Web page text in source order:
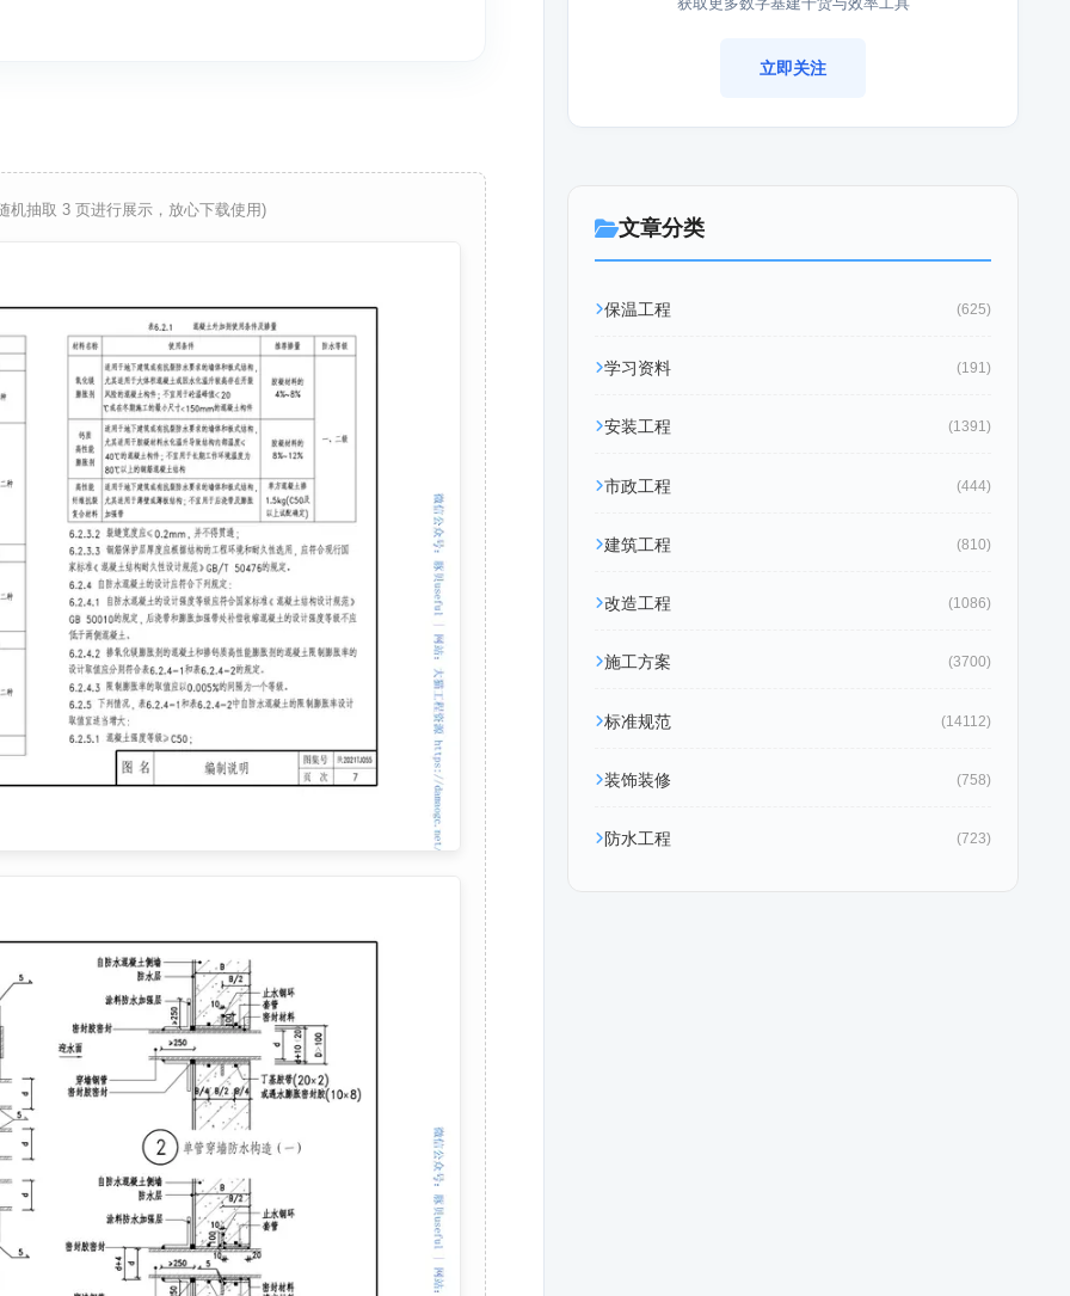
机抽取 3 页进行展示，放心下载使用)
立即关注
文章分类
保温工程 (625)
学习资料 (191)
安装工程 (1391)
市政工程 (444)
建筑工程 (810)
改造工程 (1086)
施工方案 (3700)
标准规范 (14112)
装饰装修 (758)
防水工程 (723)